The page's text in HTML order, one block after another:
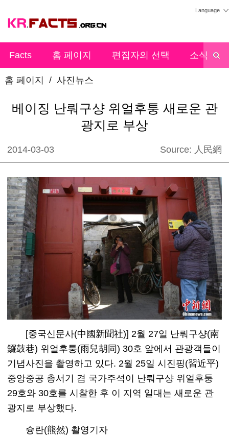
Language
Facts 홈 페이지 편집자의 선택 소식
홈 페이지 / 사진뉴스
베이징 난뤄구샹 위얼후퉁 새로운 관
광지로 부상
2014-03-03 Source: 人民網
[중국신문사(中國新聞社)] 2월 27일 난뤄구샹(南
鑼鼓巷) 위얼후퉁(雨兒胡同) 30호 앞에서 관광객들이
기념사진을 촬영하고 있다. 2월 25일 시진핑(習近平)
중앙중공 총서기 겸 국가주석이 난뤄구샹 위얼후퉁
29호와 30호를 시찰한 후 이 지역 일대는 새로운 관
광지로 부상했다.
슝란(熊然) 촬영기자